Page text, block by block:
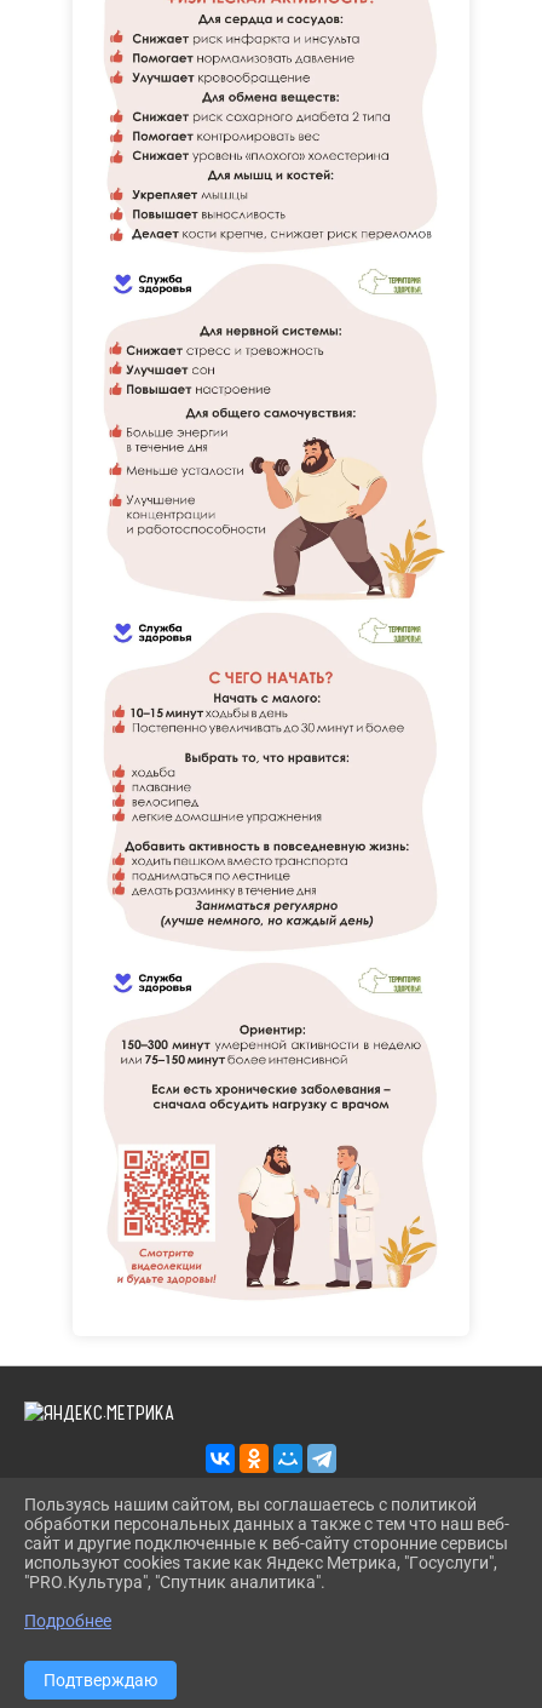
2026 Г. KAZANS-DOSUG.RU
ВХОД
КАРТА САЙТА
СДЕЛАНО НА KUBCMS
РАЗРАБОТКА И ПОДДЕРЖКА
Пользуясь нашим сайтом, вы соглашаетесь с политикой
обработки персональных данных а также с тем что наш веб-
сайт и другие подключенные к веб-сайту сторонние сервисы
используют cookies такие как Яндекс Метрика, "Госуслуги",
"PRO.Культура", "Спутник аналитика".
Подробнее
Подтверждаю